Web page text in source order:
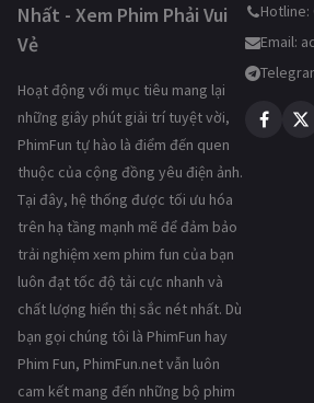
Nhất - Xem Phim Phải Vui
Vẻ
Hoạt động với mục tiêu mang lại
những giây phút giải trí tuyệt vời,
PhimFun tự hào là điểm đến quen
thuộc của cộng đồng yêu điện ảnh.
Tại đây, hệ thống được tối ưu hóa
trên hạ tầng mạnh mẽ để đảm bảo
trải nghiệm xem phim fun của bạn
luôn đạt tốc độ tải cực nhanh và
chất lượng hiển thị sắc nét nhất. Dù
bạn gọi chúng tôi là PhimFun hay
Phim Fun, PhimFun.net vẫn luôn
cam kết mang đến những bộ phim
Hotline:
Email: